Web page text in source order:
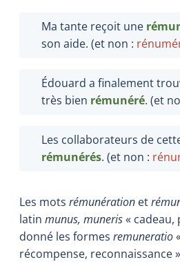
Ma tante reçoit une
son aide. (et non :
Édouard a finalement
très bien rémunéré. (et
Les collaborateurs de
rémunérés. (et non :
Les mots rémunération et
latin munus, muneris« cadeau,
donné les formes remuneratio
récompense, reconnaissance